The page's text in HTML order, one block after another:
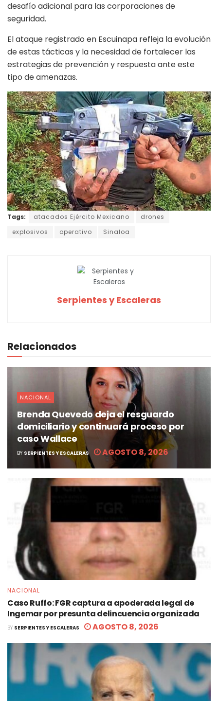
desafío adicional para las corporaciones de
seguridad.
El ataque registrado en Escuinapa refleja la evolución
de estas tácticas y la necesidad de fortalecer las
estrategias de prevención y respuesta ante este
tipo de amenazas.
Tags: atacados Ejército Mexicano
drones
explosivos
operativo Sinaloa
Serpientes y Escaleras
Relacionados
NACIONAL
Brenda Quevedo deja el resguardo
domiciliario y continuará proceso por
caso Wallace
BY SERPIENTES Y ESCALERAS AGOSTO 8, 2026
NACIONAL
Caso Ruffo: FGR captura a apoderada legal de
Ingemar por presunta delincuencia organizada
BY SERPIENTES Y ESCALERAS AGOSTO 8, 2026